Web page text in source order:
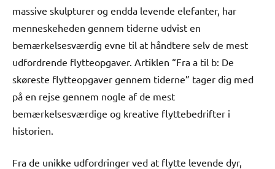
massive skulpturer og endda levende elefanter, har
menneskeheden gennem tiderne udvist en
bemærkelsesværdig evne til at håndtere selv de mest
udfordrende flytteopgaver. Artiklen “Fra a til b: De
skøreste flytteopgaver gennem tiderne” tager dig med
på en rejse gennem nogle af de mest
bemærkelsesværdige og kreative flyttebedrifter i
historien.
Fra de unikke udfordringer ved at flytte levende dyr,